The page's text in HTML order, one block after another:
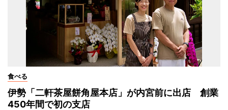
食べる
伊勢「二軒茶屋餅角屋本店」が内宮前に出店 創業
450年間で初の支店